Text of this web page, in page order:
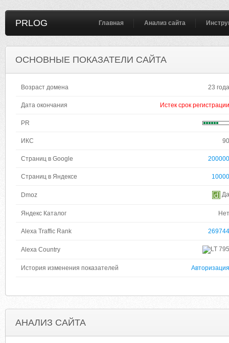
PRLOG Главная Анализ сайта
ОСНОВНЫЕ ПОКАЗАТЕЛИ САЙТА
Возраст домена 23 года
Дата окончания Истек срок регистрации
PR
ИКС 90
Страниц в Google 200000
Страниц в Яндексе 10000
Dmoz Да
Яндекс Каталог Нет
Alexa Traffic Rank 269744
Alexa Country 795
История изменения показателей Авторизация
АНАЛИЗ САЙТА